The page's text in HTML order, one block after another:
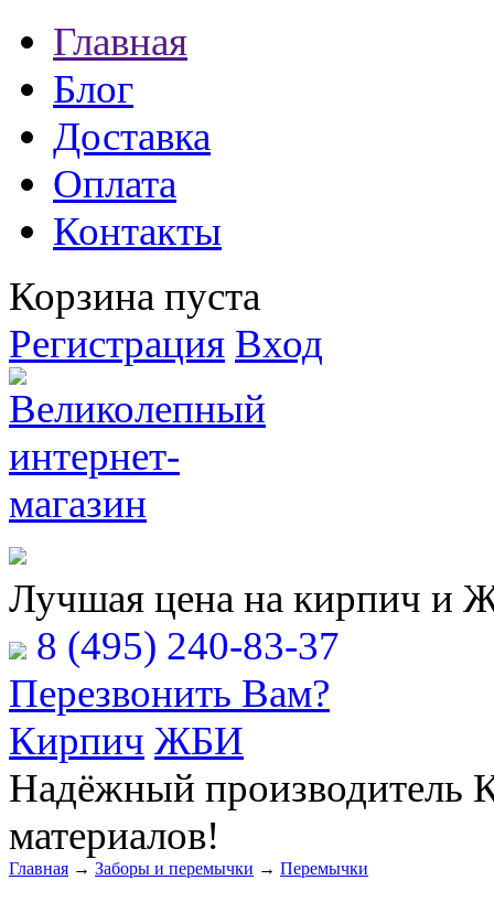
Главная
Блог
Доставка
Оплата
Контакты
Корзина пуста
Регистрация Вход
Лучшая цена на кирпич и
8 (495) 240-83-37
Перезвонить Вам?
Кирпич ЖБИ
Надёжный производитель
материалов!
Главная → Заборы и перемычки → Перемычки